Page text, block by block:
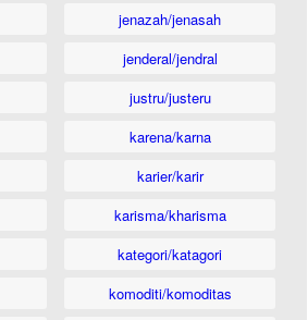
jenazah/jenasah
jenderal/jendral
justru/justeru
karena/karna
karier/karir
karisma/kharisma
kategori/katagori
komoditi/komoditas